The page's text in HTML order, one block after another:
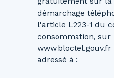
démarchage
l'article L223-1 du
consommation, sur
adressé à :